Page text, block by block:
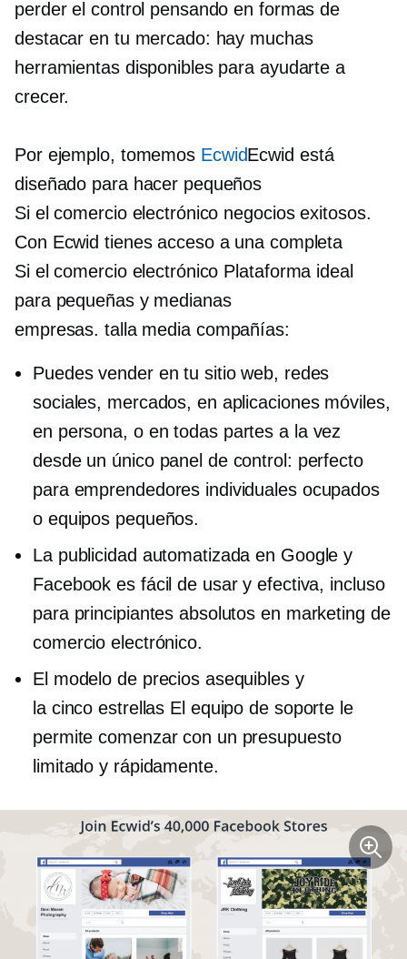
perder el control pensando en formas de
destacar en tu mercado: hay muchas
herramientas disponibles para ayudarte a
crecer.
Por ejemplo, tomemos EcwidEcwid está
diseñado para hacer pequeños
Si el comercio electrónico negocios exitosos.
Con Ecwid tienes acceso a una completa
Si el comercio electrónico Plataforma ideal
para pequeñas y medianas
empresas.talla mediacompañías:
Puedes vender en tu sitio web, redes
sociales, mercados, en aplicaciones móviles,
en persona, o en todas partes a la vez
desde un único panel de control: perfecto
para emprendedores individuales ocupados
o equipos pequeños.
La publicidad automatizada en Google y
Facebook es fácil de usar y efectiva, incluso
para principiantes absolutos en marketing de
comercio electrónico.
El modelo de precios asequibles y
la cinco estrellas El equipo de soporte le
permite comenzar con un presupuesto
limitado y rápidamente.